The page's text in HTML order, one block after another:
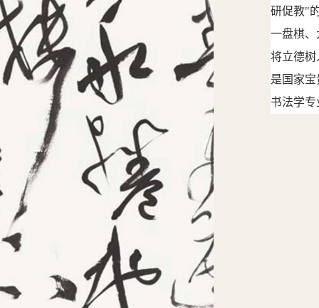
研促教"
一盘棋、
将立德树
是国家
书法学